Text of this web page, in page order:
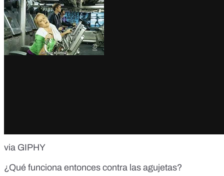
via GIPHY
¿Qué funciona entonces contra las agujetas?